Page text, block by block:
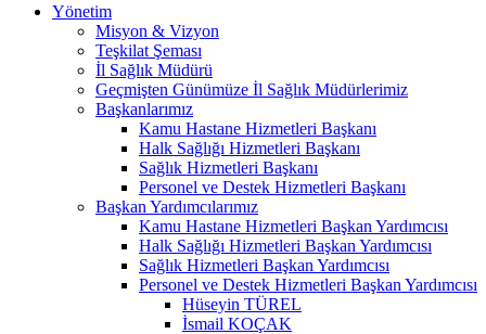
Yönetim
Misyon & Vizyon
Teşkilat Şeması
İl Sağlık Müdürü
Geçmişten Günümüze İl Sağlık Müdürlerimiz
Başkanlarımız
Kamu Hastane Hizmetleri Başkanı
Halk Sağlığı Hizmetleri Başkanı
Sağlık Hizmetleri Başkanı
Personel ve Destek Hizmetleri Başkanı
Başkan Yardımcılarımız
Kamu Hastane Hizmetleri Başkan Yardımcısı
Halk Sağlığı Hizmetleri Başkan Yardımcısı
Sağlık Hizmetleri Başkan Yardımcısı
Personel ve Destek Hizmetleri Başkan Yardımcısı
Hüseyin TÜREL
İsmail KOÇAK